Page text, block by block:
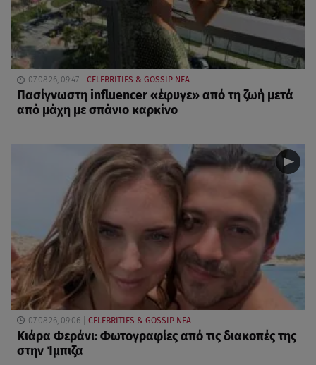
07.08.26, 09:47 CELEBRITIES & GOSSIP ΝΕΑ
Πασίγνωστη influencer «έφυγε» από τη ζωή μετά
από μάχη με σπάνιο καρκίνο
07.08.26, 09:06 CELEBRITIES & GOSSIP ΝΕΑ
Κιάρα Φεράνι: Φωτογραφίες από τις διακοπές της
στην Ίμπιζα